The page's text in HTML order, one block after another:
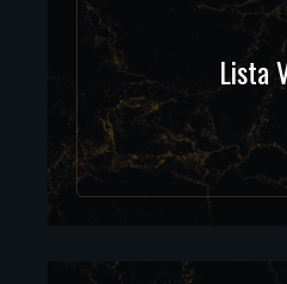
Lista